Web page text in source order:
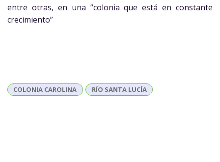
entre otras, en una “colonia que está en constante
crecimiento”
COLONIA CAROLINA RÍO SANTA LUCÍA